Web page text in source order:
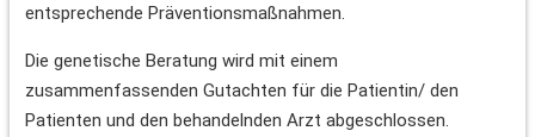
entsprechende Präventionsmaßnahmen.
Die genetische Beratung wird mit einem
zusammenfassenden Gutachten für die Patientin/ den
Patienten und den behandelnden Arzt abgeschlossen.